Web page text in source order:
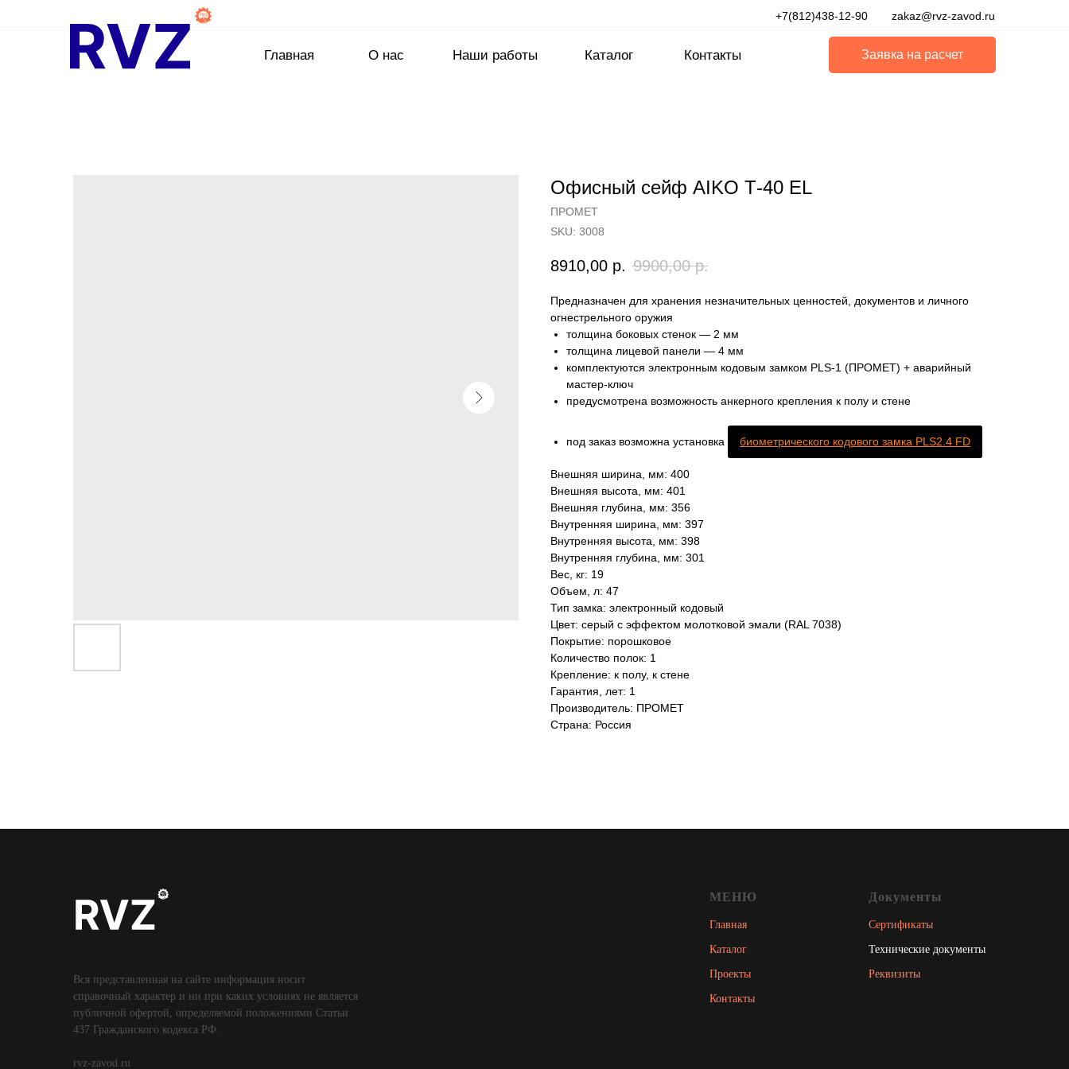
Главная О нас Наши работы Каталог Контакты
+7(812)438-12-90 zakaz@rvz-zavod.ru
Заявка на расчет
Офисный сейф AIKO Т-40 EL
ПРОМЕТ
SKU: 3008
8910,00 р. 9900,00 р.
Предназначен для хранения незначительных ценностей, документов и личного
огнестрельного оружия
толщина боковых стенок — 2 мм
толщина лицевой панели — 4 мм
комплектуются электронным кодовым замком PLS-1 (ПРОМЕТ) + аварийный
мастер-ключ
предусмотрена возможность анкерного крепления к полу и стене
под заказ возможна установка биометрического кодового замка PLS2.4 FD
Внешняя ширина, мм: 400
Внешняя высота, мм: 401
Внешняя глубина, мм: 356
Внутренняя ширина, мм: 397
Внутренняя высота, мм: 398
Внутренняя глубина, мм: 301
Вес, кг: 19
Объем, л: 47
Тип замка: электронный кодовый
Цвет: серый с эффектом молотковой эмали (RAL 7038)
Покрытие: порошковое
Количество полок: 1
Крепление: к полу, к стене
Гарантия, лет: 1
Производитель: ПРОМЕТ
Страна: Россия
Вся представленная на сайте информация носит
справочный характер и ни при каких условиях не является
публичной офертой, определяемой положениями Статьи
437 Гражданского кодекса РФ.
rvz-zavod.ru
МЕНЮ
Главная
Каталог
Проекты
Контакты
Документы
Сертификаты
Технические документы
Реквизиты